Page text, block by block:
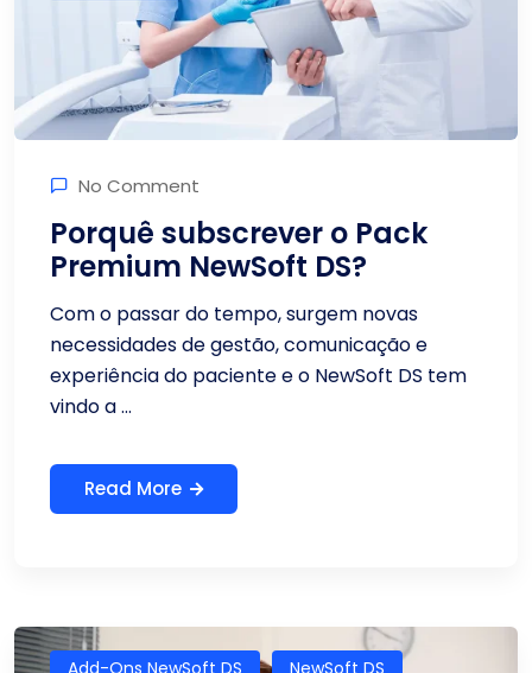
No Comment
Porquê subscrever o Pack
Premium NewSoft DS?
Com o passar do tempo, surgem novas
necessidades de gestão, comunicação e
experiência do paciente e o NewSoft DS tem
vindo a ...
Read More